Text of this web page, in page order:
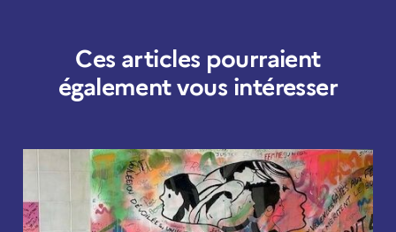
Ces articles pourraient
également vous intéresser